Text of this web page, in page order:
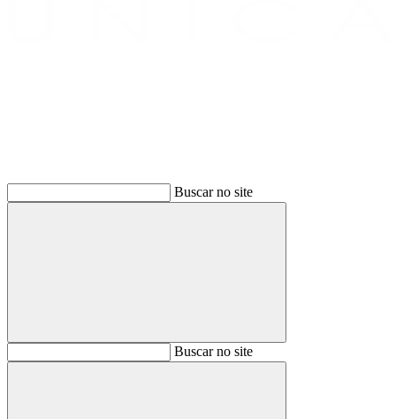
Buscar no site
BuscarBuscar no site